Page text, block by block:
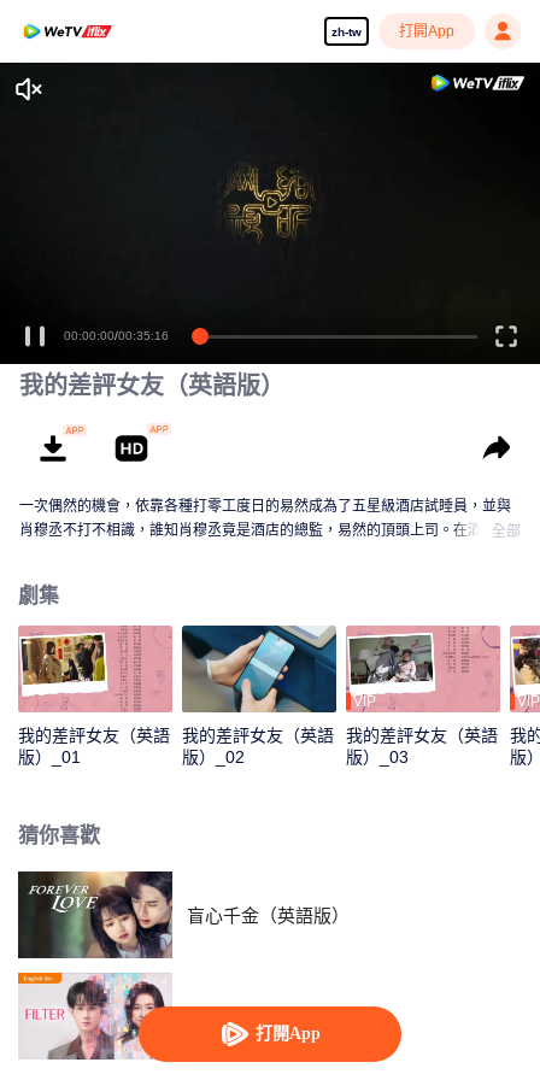
zh-tw 打開App
打開App
00:00:00/00:35:16
我的差評女友（英語版）
一次偶然的機會，依靠各種打零工度日的易然成為了五星級酒店試睡員，並與
肖穆丞不打不相識，誰知肖穆丞竟是酒店的總監，易然的頂頭上司。在酒店的
知不覺相互靠近……
全部
劇集
我的差評女友（英語
版）_01
我的差評女友（英語
版）_02
VIP
我的差評女友（英語
版）_03
VIP
我
版
猜你喜歡
盲心千金（英語版）